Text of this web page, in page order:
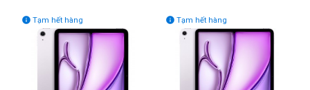
Tạm hết hàng
 Tạm hết hàng
